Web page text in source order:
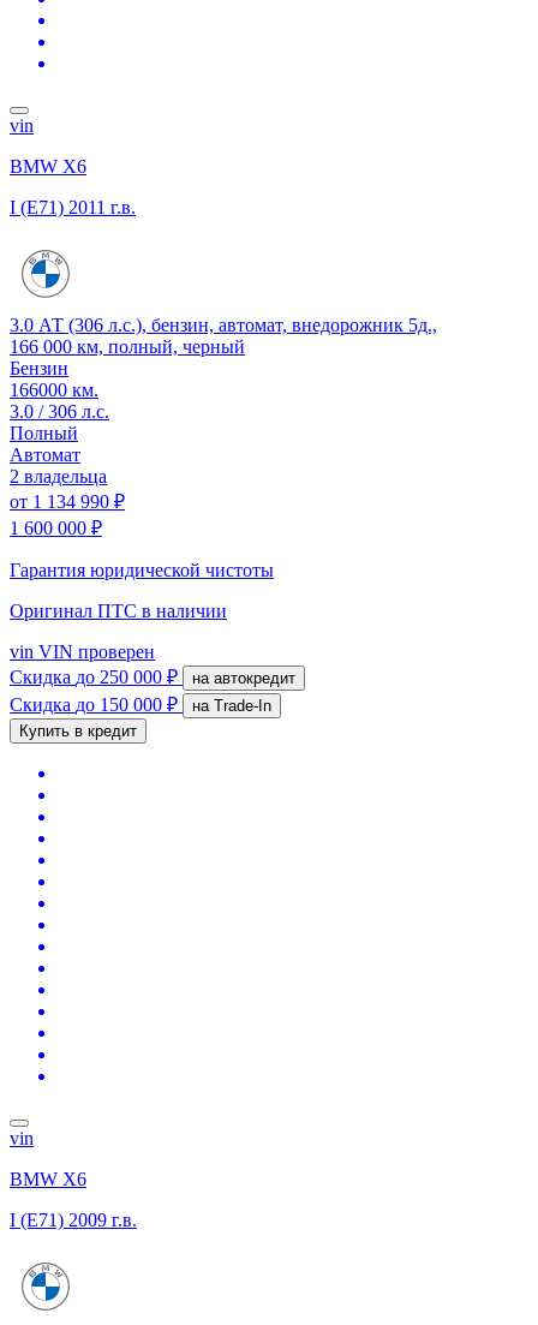
vin
BMW X6
I (E71) 2011 г.в.
3.0 АТ (306 л.с.), бензин, автомат, внедорожник 5д.,
166 000 км, полный, черный
Бензин
166000 км.
3.0 / 306 л.с.
Полный
Автомат
2 владельца
от 1 134 990 ₽
1 600 000 ₽
Гарантия юридической чистоты
Оригинал ПТС в наличии
vin VIN проверен
Скидка до 250 000 ₽ на автокредит
Скидка до 150 000 ₽
на Trade-In
Купить в кредит
vin
BMW X6
I (E71) 2009 г.в.